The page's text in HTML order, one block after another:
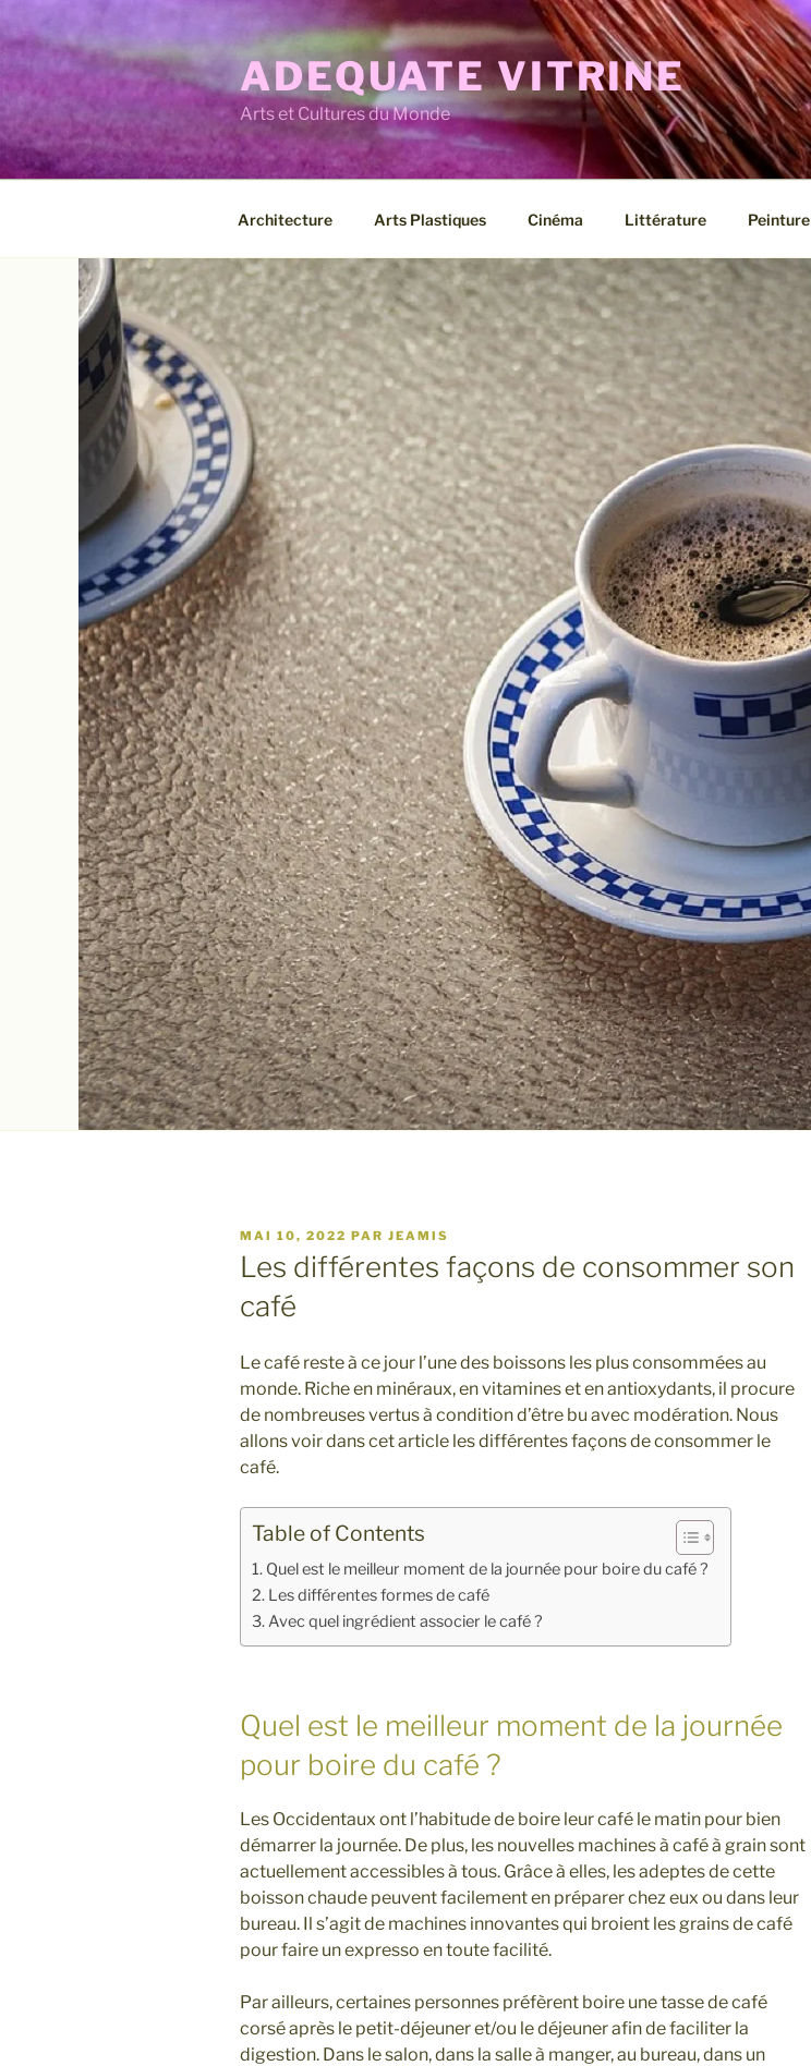
au
principal
ADEQUATE VITRINE
Arts et Cultures du Monde
Architecture Arts Plastiques Cinéma Littérature Peinture
PUBLIÉ
LE
MAI 10, 2022 PAR JEAMIS
Les différentes façons de consommer son
café
Le café reste à ce jour l’une des boissons les plus consommées au
monde. Riche en minéraux, en vitamines et en antioxydants, il procure
de nombreuses vertus à condition d’être bu avec modération. Nous
allons voir dans cet article les différentes façons de consommer le
café.
Table of Contents
Quel est le meilleur moment de la journée pour boire du café ?
Les différentes formes de café
Avec quel ingrédient associer le café ?
Quel est le meilleur moment de la journée
pour boire du café ?
Les Occidentaux ont l’habitude de boire leur café le matin pour bien
démarrer la journée. De plus, les nouvelles machines à café à grain sont
actuellement accessibles à tous. Grâce à elles, les adeptes de cette
boisson chaude peuvent facilement en préparer chez eux ou dans leur
bureau. Il s’agit de machines innovantes qui broient les grains de café
pour faire un expresso en toute facilité.
Par ailleurs, certaines personnes préfèrent boire une tasse de café
corsé après le petit-déjeuner et/ou le déjeuner afin de faciliter la
digestion. Dans le salon, dans la salle à manger, au bureau, dans un